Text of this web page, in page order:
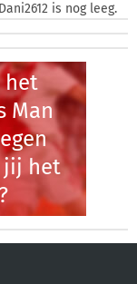
is nog leeg.
het
Man
jij het